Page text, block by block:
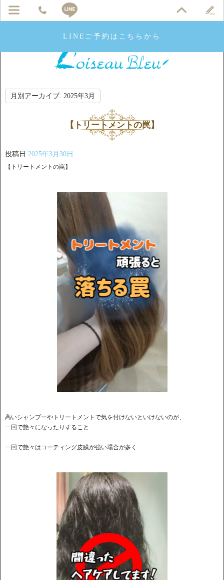
LINEご予約はこちらから
月別アーカイブ: 2025年3月
【トリートメントの罠】
投稿日 2025年3月30日
【トリートメントの罠】
高いシャンプーやトリートメントで気を付けないといけないのが、
一回で艶々になったりすること
一回で艶々はコーティング皮膜が強い場合が多く